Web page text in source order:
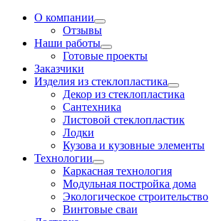
О компании
Отзывы
Наши работы
Готовые проекты
Заказчики
Изделия из стеклопластика
Декор из стеклопластика
Сантехника
Листовой стеклопластик
Лодки
Кузова и кузовные элементы
Технологии
Каркасная технология
Модульная постройка дома
Экологическое строительство
Винтовые сваи